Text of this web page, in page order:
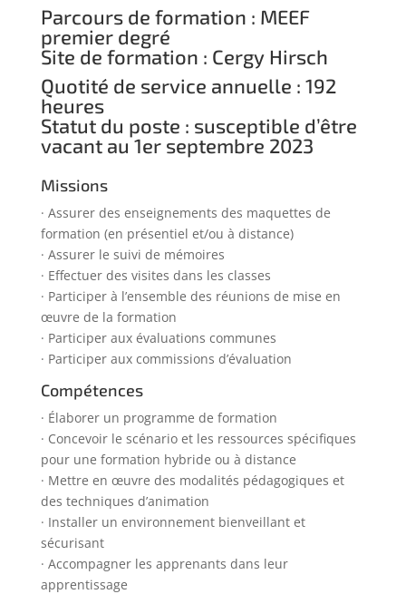
Parcours de formation : MEEF
premier degré
Site de formation : Cergy Hirsch
Quotité de service annuelle : 192
heures
Statut du poste : susceptible d’être
vacant au 1er septembre 2023
Missions
· Assurer des enseignements des maquettes de
formation (en présentiel et/ou à distance)
· Assurer le suivi de mémoires
· Effectuer des visites dans les classes
· Participer à l’ensemble des réunions de mise en
œuvre de la formation
· Participer aux évaluations communes
· Participer aux commissions d’évaluation
Compétences
· Élaborer un programme de formation
· Concevoir le scénario et les ressources spécifiques
pour une formation hybride ou à distance
· Mettre en œuvre des modalités pédagogiques et
des techniques d’animation
· Installer un environnement bienveillant et
sécurisant
· Accompagner les apprenants dans leur
apprentissage